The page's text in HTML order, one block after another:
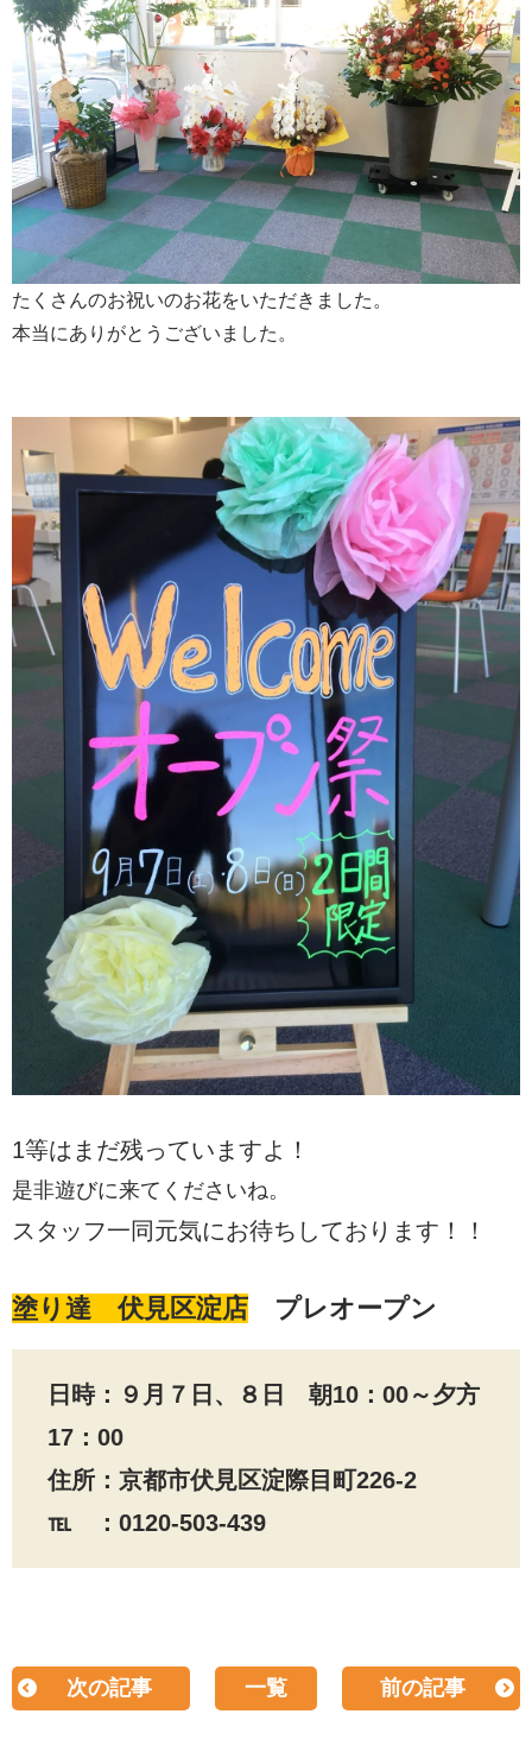
たくさんのお祝いのお花をいただきました。
本当にありがとうございました。
1等はまだ残っていますよ！
是非遊びに来てくださいね。
スタッフ一同元気にお待ちしております！！
塗り達 伏見区淀店 プレオープン
日時：９月７日、８日 朝10：00～夕方
17：00
住所：京都市伏見区淀際目町226-2
℡ ：0120-503-439
次の記事 一覧 前の記事